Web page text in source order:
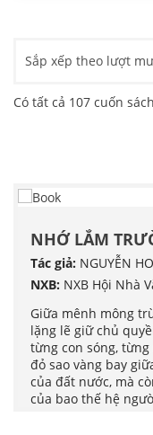
Sắp xếp theo lượt
Có tất cả 107 cuốn
NHỚ LẮM
Tác giả: NGUYỄN
NXB: NXB Hội Nhà
Giữa mênh mông
lặng lẽ giữ chủ
từng con sóng,
đỏ sao vàng bay
của đất nước, mà
của bao thế hệ